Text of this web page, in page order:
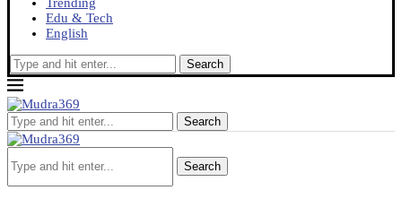
Edu & Tech
English
Search
Search
Search